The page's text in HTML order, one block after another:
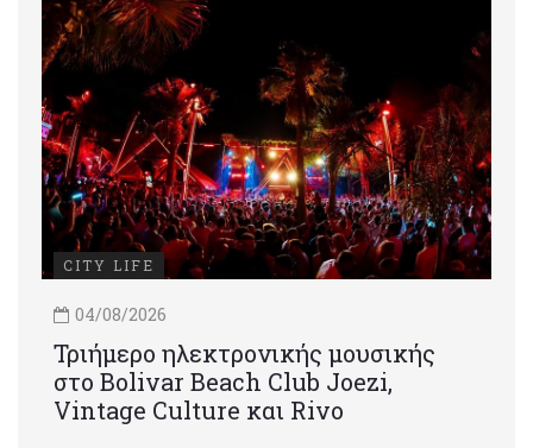
CITY LIFE
04/08/2026
Τριήμερο ηλεκτρονικής μουσικής
στο Bolivar Beach Club Joezi,
Vintage Culture και Rivo